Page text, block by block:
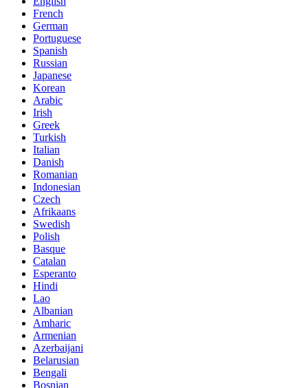
French
German
Portuguese
Spanish
Russian
Japanese
Korean
Arabic
Irish
Greek
Turkish
Italian
Danish
Romanian
Indonesian
Czech
Afrikaans
Swedish
Polish
Basque
Catalan
Esperanto
Hindi
Lao
Albanian
Amharic
Armenian
Azerbaijani
Belarusian
Bengali
Bosnian